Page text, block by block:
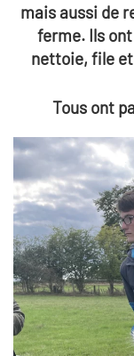
mais aussi de
ferme. Ils
nettoie, file
Tous ont